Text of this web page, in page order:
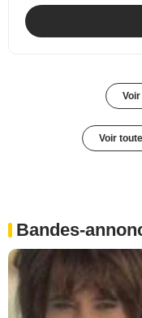
Voir
Bandes-